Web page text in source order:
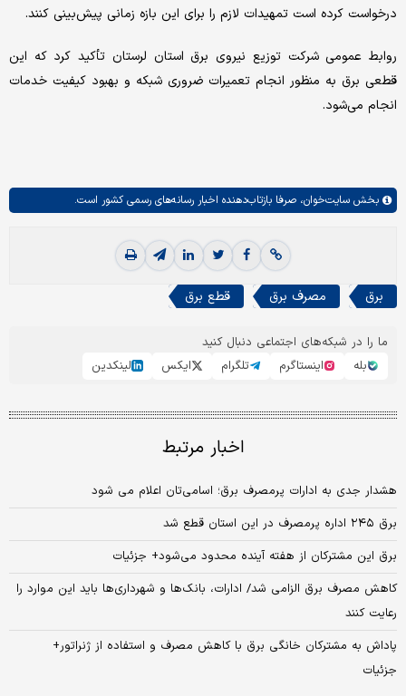
درخواست کرده است تمهیدات لازم را برای این بازه زمانی پیش‌بینی کنند.
روابط عمومی شرکت توزیع نیروی برق استان لرستان تأکید کرد که این
قطعی برق به منظور انجام تعمیرات ضروری شبکه و بهبود کیفیت خدمات
انجام می‌شود.
بخش سایت‌خوان، صرفا بازتاب‌دهنده اخبار رسانه‌های رسمی کشور است.
برق مصرف برق قطع برق
ما را در شبکه‌های اجتماعی دنبال کنید
بله
اینستاگرم تلگرام ایکس لینکدین
اخبار مرتبط
هشدار جدی به ادارات پرمصرف برق؛‌ اسامی‌تان اعلام می شود
برق ۲۴۵ اداره پرمصرف در این استان قطع شد
برق این مشترکان از هفته آینده محدود می‌شود+ جزئیات
کاهش مصرف برق الزامی شد/ ادارات، بانک‌ها و شهرداری‌ها باید این موارد را
رعایت کنند
پاداش به مشترکان خانگی برق با کاهش مصرف و استفاده از ژنراتور+
جزئیات